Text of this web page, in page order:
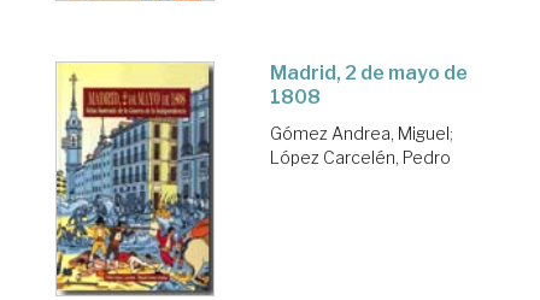
Madrid, 2 de mayo de
1808
Gómez Andrea, Miguel;
López Carcelén, Pedro